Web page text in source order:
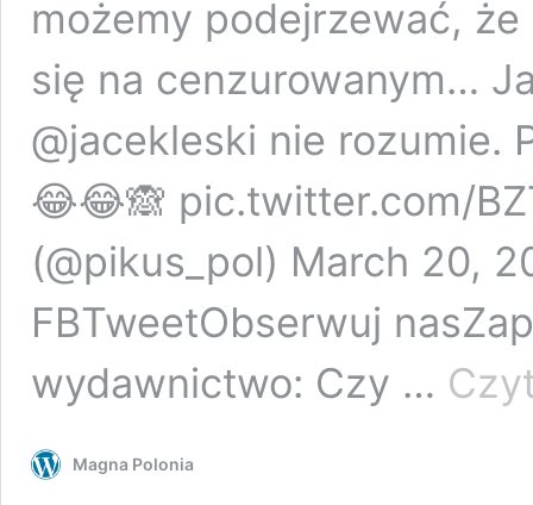
możemy podejrzewać,
się na cenzurowanym…
@jacekleski nie rozumie.
😂😂🙈 pic.twitter.com/
(@pikus_pol) March 20,
FBTweetObserwuj
wydawnictwo: Czy …
Magna Polonia